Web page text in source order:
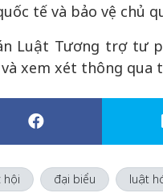
tế và bảo vệ chủ
Luật Tương trợ tư
xem xét thông qua
hội đại biểu luật